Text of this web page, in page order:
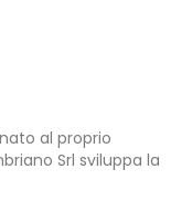
al proprio
Srl sviluppa la